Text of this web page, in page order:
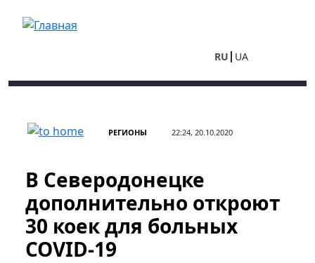
RU UA
РЕГИОНЫ 22:24, 20.10.2020
В Северодонецке
дополнительно откроют
30 коек для больных
COVID-19